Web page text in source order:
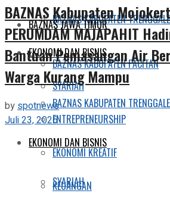
BAZNAS KABUPATEN
EKONOMI DAN BISNIS
SYARIAH
ENTREPRENEURSHIP
EKONOMI KREATIF
KEUANGAN
BAZNAS JAWA TIMUR
BAZNAS KABUPATEN PACITAN
BAZNAS KABUPATEN
EKONOMI DAN BISNIS
SYARIAH
BAZNAS Kabupaten
PERUMDAM MAJAPAHIT
Bantuan Pemasangan Air
Warga Kurang Mampu
by spotnews
Juli 23, 2026